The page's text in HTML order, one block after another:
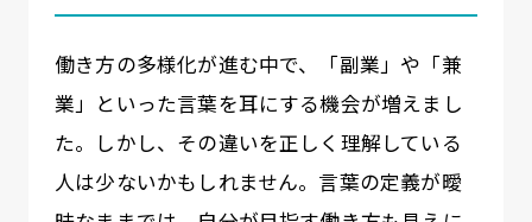
働き方の多様化が進む中で、「副業」や「兼
業」といった言葉を耳にする機会が増えまし
た。しかし、その違いを正しく理解している
人は少ないかもしれません。言葉の定義が曖